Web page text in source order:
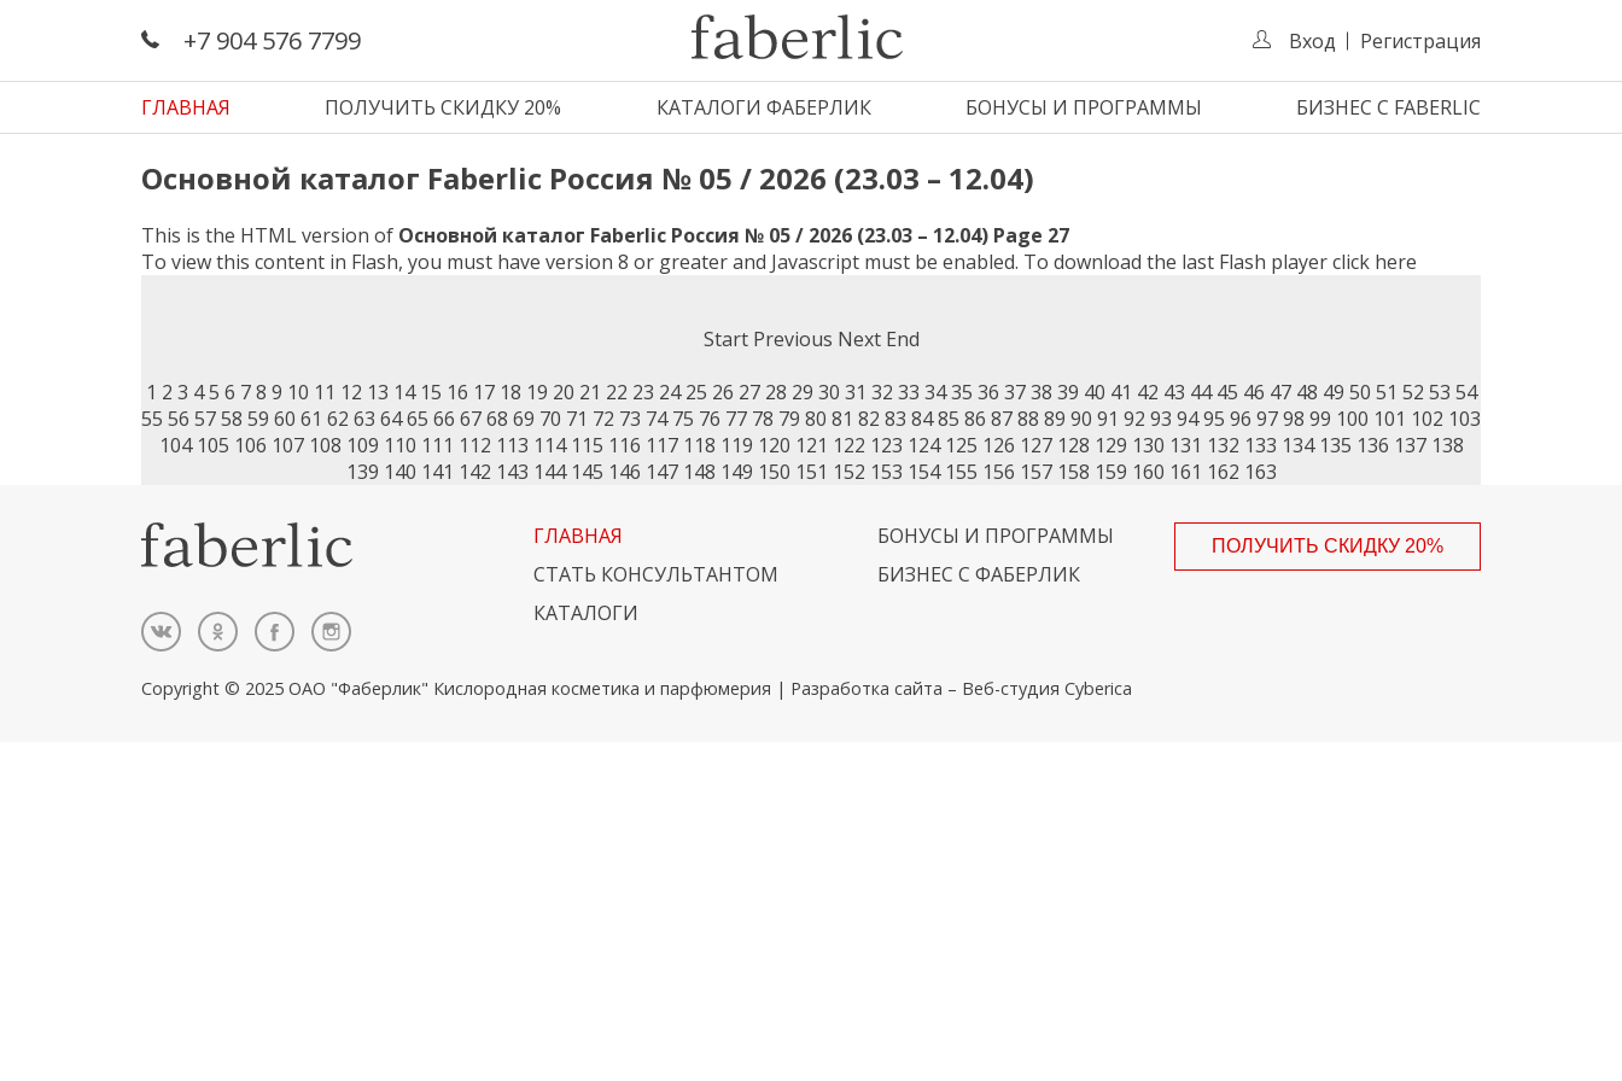
‪+7 904 576 7799 Вход Регистрация
ГЛАВНАЯ ПОЛУЧИТЬ СКИДКУ 20% КАТАЛОГИ ФАБЕРЛИК БОНУСЫ И ПРОГРАММЫ БИЗНЕС С FABERLIC
Основной каталог Faberlic Россия № 05 / 2026 (23.03 – 12.04)
This is the HTML version of Основной каталог Faberlic Россия № 05 / 2026 (23.03 – 12.04) Page 27
To view this content in Flash, you must have version 8 or greater and Javascript must be enabled. To download the last Flash playerclick here
Start Previous Next End
1 2 3 4 5 6 7 8 9 10 11 12 13 14 15 16 17 18 19 20 21 22 23 24 25 26 27 28 29 30 31 32 33 34 35 36 37 38 39 40 41 42 43 44 45 46 47 48 49 50 51 52 53 54
55 56 5758 59 60 61 62 63 6465 66 6768 69 70 71 72 73 74 75 76 77 78 79 80 81 82 83 8485 86 8788 89 90 91 92 93 9495 96 9798 99 100 101 102 103
104 105 106 107 108 109 110 111 112 113 114 115 116 117 118 119 120 121 122 123 124 125 126 127 128 129 130 131 132 133 134 135 136 137 138
139 140 141 142 143 144 145 146 147 148 149 150 151 152 153 154 155 156 157 158 159 160 161 162 163
ГЛАВНАЯ
СТАТЬ КОНСУЛЬТАНТОМ
КАТАЛОГИ
БОНУСЫ И ПРОГРАММЫ
БИЗНЕС С ФАБЕРЛИК
Copyright © 2025 ОАО "Фаберлик" Кислородная косметика и парфюмерия | Разработка сайта – Веб-студия Cyberica